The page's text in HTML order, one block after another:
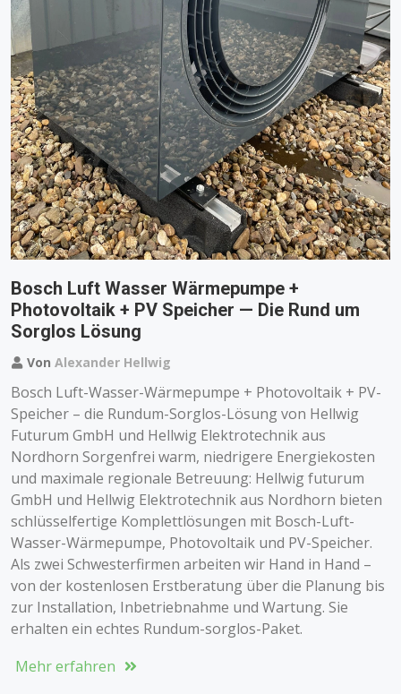
Bosch Luft Wasser Wärmepumpe +
Photovoltaik + PV Speicher — Die Rund um
Sorglos Lösung
Von Alexander Hellwig
Bosch Luft-Wasser-Wärmepumpe + Photovoltaik + PV-
Speicher – die Rundum-Sorglos-Lösung von Hellwig
Futurum GmbH und Hellwig Elektrotechnik aus
Nordhorn Sorgenfrei warm, niedrigere Energiekosten
und maximale regionale Betreuung: Hellwig futurum
GmbH und Hellwig Elektrotechnik aus Nordhorn bieten
schlüsselfertige Komplettlösungen mit Bosch-Luft-
Wasser-Wärmepumpe, Photovoltaik und PV-Speicher.
Als zwei Schwesterfirmen arbeiten wir Hand in Hand –
von der kostenlosen Erstberatung über die Planung bis
zur Installation, Inbetriebnahme und Wartung. Sie
erhalten ein echtes Rundum-sorglos-Paket.
Mehr erfahren